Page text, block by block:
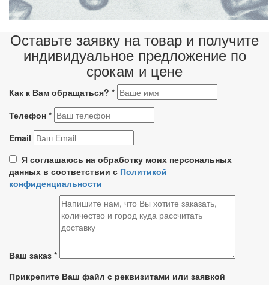
Оставьте заявку на товар и получите
индивидуальное предложение по
срокам и цене
Как к Вам обращаться? *
Телефон *
Email
Я соглашаюсь на обработку моих персональных
данных в соответствии с Политикой
конфиденциальности
Ваш заказ *
Прикрепите Ваш файл с реквизитами или заявкой